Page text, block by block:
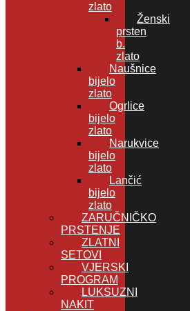
zlato
Ženski
prsten
b.
zlato
Naušnice
bijelo
zlato
Ogrlice
bijelo
zlato
Narukvice
bijelo
zlato
Lančić
bijelo
zlato
ZARUČNIČKO
PRSTENJE
ZLATNI
SETOVI
VJERSKI
PROGRAM
LUKSUZNI
NAKIT